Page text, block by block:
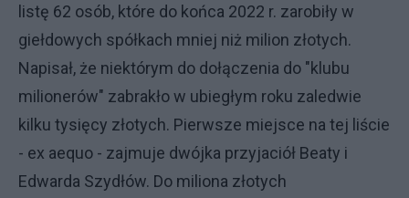
listę 62 osób, które do końca 2022 r. zarobiły w
giełdowych spółkach mniej niż milion złotych.
Napisał, że niektórym do dołączenia do "klubu
milionerów" zabrakło w ubiegłym roku zaledwie
kilku tysięcy złotych. Pierwsze miejsce na tej liście
- ex aequo - zajmuje dwójka przyjaciół Beaty i
Edwarda Szydłów. Do miliona złotych